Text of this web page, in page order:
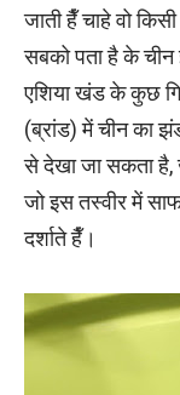
जाती हैँ चाहे वो
सबको पता है के चीन
एशिया खंड के कुछ
(ब्रांड) में चीन का
से देखा जा सकता है,
जो इस तस्वीर में साफ
दर्शाते हैँ।